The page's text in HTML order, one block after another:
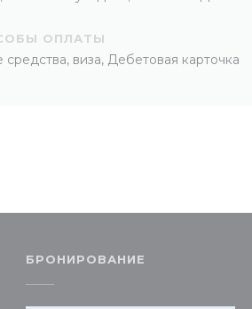
ОПЛАТЫ
виза, Дебетовая карточка
БРОНИРОВАНИЕ